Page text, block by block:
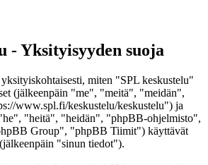
- Yksityisyyden suoja
miten "SPL keskustelu"
(jälkeenpäin "me", "meitä", "meidän",
www.spl.fi/keskustelu/keskustelu") ja
"heitä", "heidän", "phpBB-ohjelmisto",
Group", "phpBB Tiimit") käyttävät
"sinun tiedot").